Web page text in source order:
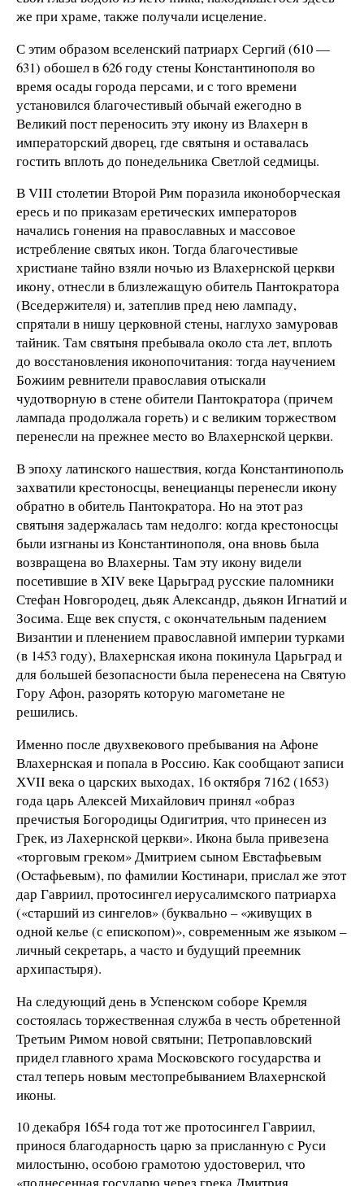
же при храме, также получали исцеление.
С этим образом вселенский патриарх Сергий (610 —
631) обошел в 626 году стены Константинополя во
время осады города персами, и с того времени
установился благочестивый обычай ежегодно в
Великий пост переносить эту икону из Влахерн в
императорский дворец, где святыня и оставалась
гостить вплоть до понедельника Светлой седмицы.
В VIII столетии Второй Рим поразила иконоборческая
ересь и по приказам еретических императоров
начались гонения на православных и массовое
истребление святых икон. Тогда благочестивые
христиане тайно взяли ночью из Влахернской церкви
икону, отнесли в близлежащую обитель Пантократора
(Вседержителя) и, затеплив пред нею лампаду,
спрятали в нишу церковной стены, наглухо замуровав
тайник. Там святыня пребывала около ста лет, вплоть
до восстановления иконопочитания: тогда научением
Божиим ревнители православия отыскали
чудотворную в стене обители Пантократора (причем
лампада продолжала гореть) и с великим торжеством
перенесли на прежнее место во Влахернской церкви.
В эпоху латинского нашествия, когда Константинополь
захватили крестоносцы, венецианцы перенесли икону
обратно в обитель Пантократора. Но на этот раз
святыня задержалась там недолго: когда крестоносцы
были изгнаны из Константинополя, она вновь была
возвращена во Влахерны. Там эту икону видели
посетившие в XIV веке Царьград русские паломники
Стефан Новгородец, дьяк Александр, дьякон Игнатий и
Зосима. Еще век спустя, с окончательным падением
Византии и пленением православной империи турками
(в 1453 году), Влахернская икона покинула Царьград и
для большей безопасности была перенесена на Святую
Гору Афон, разорять которую магометане не
решились.
Именно после двухвекового пребывания на Афоне
Влахернская и попала в Россию. Как сообщают записи
ХVII века о царских выходах, 16 октября 7162 (1653)
года царь Алексей Михайлович принял «образ
пречистыя Богородицы Одигитрия, что принесен из
Грек, из Лахернской церкви». Икона была привезена
«торговым греком» Дмитрием сыном Евстафьевым
(Остафьевым), по фамилии Костинари, прислал же этот
дар Гавриил, протосингел иерусалимского патриарха
(«старший из сингелов» (буквально – «живущих в
одной келье (с епископом)», современным же языком –
личный секретарь, а часто и будущий преемник
архипастыря).
На следующий день в Успенском соборе Кремля
состоялась торжественная служба в честь обретенной
Третьим Римом новой святыни; Петропавловский
придел главного храма Московского государства и
стал теперь новым местопребыванием Влахернской
иконы.
10 декабря 1654 года тот же протосингел Гавриил,
принося благодарность царю за присланную с Руси
милостыню, особою грамотою удостоверил, что